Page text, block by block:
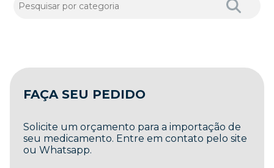
FAÇA SEU PEDIDO
Solicite um orçamento para a importação de
seu medicamento. Entre em contato pelo site
ou Whatsapp.